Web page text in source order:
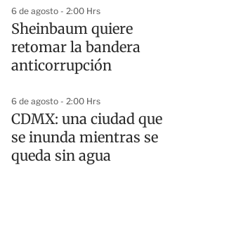
6 de agosto - 2:00 Hrs
Sheinbaum quiere
retomar la bandera
anticorrupción
6 de agosto - 2:00 Hrs
CDMX: una ciudad que
se inunda mientras se
queda sin agua